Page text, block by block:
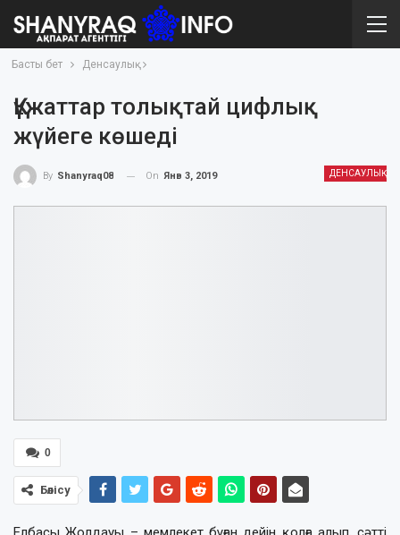
Басты бет Денсаулық
Құжаттар толықтай цифлық
жүйеге көшеді
ДЕНСАУЛЫҚ
By Shanyraq08 On Янв 3, 2019
0
Бөлісу